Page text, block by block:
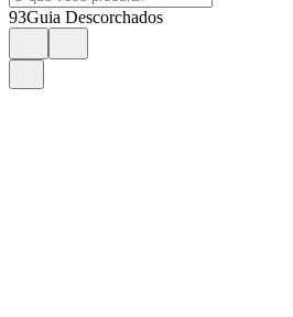
93Guia Descorchados